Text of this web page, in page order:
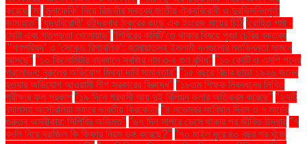
করেছে ‘মা ‘মুনাফেকি’ নিয়ে রিজভীর মন্তব্য জাতীয় ঐক্যবিরোধী ও দুরভিসন্ধিপূর্ণ:
জামায়াত" ‘যুদ্ধবিরোধী’ রবীন্দ্রনাথ ঠাকুরের কাছে এক ইংরেজ মায়ের চিঠি ‘রোহিত শর্মা -
মোটা এবং গড়পড়তা খেলোয়াড়’ ‘শিবিরের কমিটি’তে থাকার বিষয়ে পূজা চেরির বক্তব্য
"‘গণপরিষদ’ ও ‘সেকেন্ড রিপাবলিক’: জামায়াতসহ ইসলামী দলগুলোর মতভিন্নতা সামনে
আসছে" "১০ কিলোমিটার ব্যবধানে সবজির দাম ৩-৪ গুণ বৃদ্ধি" "১০ কোটি ও এমপি পদের
প্রলোভন: নুরুলের অভিযোগ মিথ্যা দাবি সামান্তার" "১৫ বছরে বিচার ছাড়া ১৯২৬ জনের
হত্যার অভিযোগ আওয়ামী লীগ সরকারের বিরুদ্ধে" "১৮তম শিক্ষক নিবন্ধনের লিখিত
পরীক্ষার ফল প্রকাশ "১৯ দিনে প্রবাসী আয় দুই বিলিয়ন ডলার অতিক্রম করেছে" "২৭টি
ব্যাগসহ অস্ট্রেলিয়া সফরে ভারতীয় ক্রিকেটার "৪ নভেম্বর সংবিধান দিবস ও ৭ মার্চের
গুরুত্ব অস্বীকার: সিপিবির অভিমত" "৬৭ দিন সাগরে ভেসে থাকার পর জীবিত উদ্ধার "৭
বদলি নিয়ে ব্রাজিল কি ফিফার নিয়ম ভঙ্গ করেছে?" "৭০ মাইল দূরে ৪০ বছর পর খুঁজে